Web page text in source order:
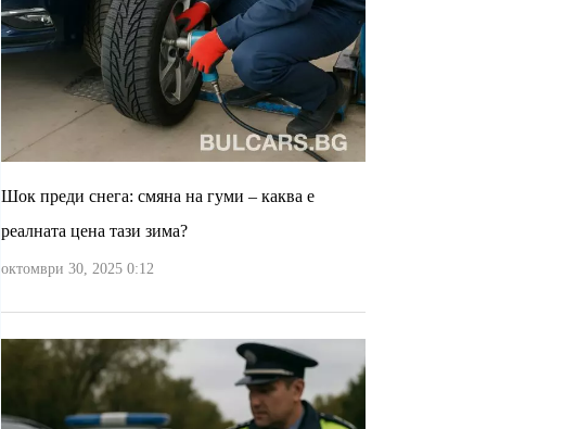
Шок преди снега: смяна на гуми – каква е
реалната цена тази зима?
октомври 30, 2025 0:12